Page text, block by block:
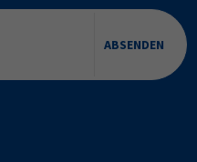
ABSENDEN